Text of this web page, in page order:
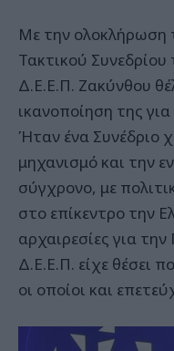
Με την ολοκλήρωση
Τακτικού
Δ.Ε.Ε.Π. Ζακύνθου
ικανοποίηση της
Ήταν ένα Συνέδριο
μηχανισμό και την
σύγχρονο, με
στο επίκεντρο την
αρχαιρεσίες για
Δ.Ε.Ε.Π. είχε θέσει
οι οποίοι και